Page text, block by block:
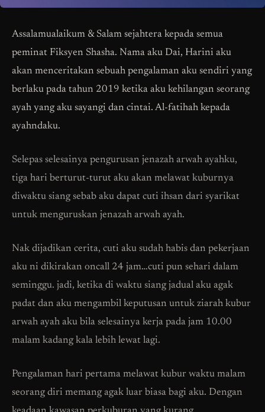
Assalamualaikum & Salam sejahtera kepada semua
peminat Fiksyen Shasha. Nama aku Dai, Harini aku
akan menceritakan sebuah pengalaman aku sendiri yang
berlaku pada tahun 2019 ketika aku kehilangan seorang
ayah yang aku sayangi dan cintai. Al-fatihah kepada
ayahndaku.
Selepas selesainya pengurusan jenazah arwah ayahku,
tiga hari berturut-turut aku akan melawat kuburnya
diwaktu siang sebab aku dapat cuti ihsan dari syarikat
untuk menguruskan jenazah arwah ayah.
Nak dijadikan cerita, cuti aku sudah habis dan pekerjaan
aku ni dikirakan oncall 24 jam…cuti pun sehari dalam
seminggu. jadi, ketika di waktu siang jadual aku agak
padat dan aku mengambil keputusan untuk ziarah kubur
arwah ayah aku bila selesainya kerja pada jam 10.00
malam kadang kala lebih lewat lagi.
Pengalaman hari pertama melawat kubur waktu malam
seorang diri memang agak luar biasa bagi aku. Dengan